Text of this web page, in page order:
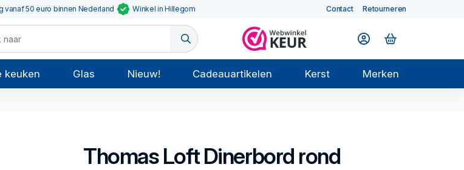
vanaf 50 euro binnen Nederland Winkel in Hillegom Contact Retourneren
keuken Glas Nieuw! Cadeauartikelen Kerst Merken
ThomasLoftDinerbord rond